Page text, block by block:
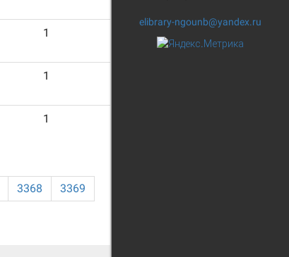
1
1
1
3368
3369
elibrary-ngounb@yandex.ru